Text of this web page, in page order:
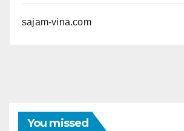
sajam-vina.com
You missed